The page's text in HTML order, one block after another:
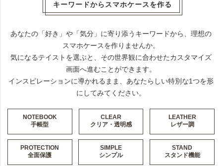
キーワードからスマホケースを作る
あなたの「好き」や「気分」に寄り添うキーワードから、理想の
スマホケースを作りませんか。
気になるテイストを選ぶと、その世界観に合わせたカスタマイズ
画面へ進むことができます。
インスピレーションに導かれるまま、あなたらしい特別な1つを形
にしてみてください。
NOTEBOOK
手帳型
CLEAR
クリア・透明感
LEATHER
レザー調
PROTECTION
全面保護
SIMPLE
シンプル
STAND
スタンド機能